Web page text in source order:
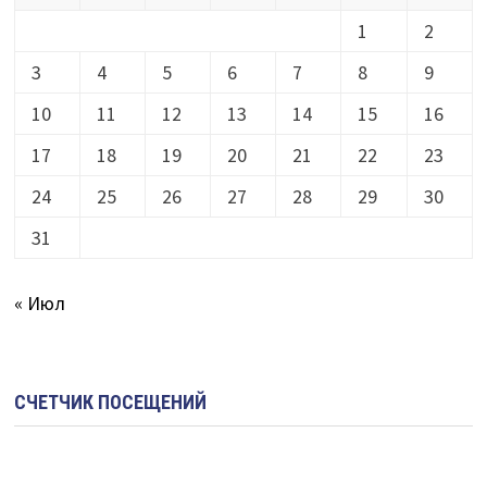
1
2
3
4 5 6 7 8
9
10
11 12 13 14 15
16
17
18 19 20 21 22
23
24
25 26 27 28 29
30
31
« Июл
СЧЕТЧИК ПОСЕЩЕНИЙ